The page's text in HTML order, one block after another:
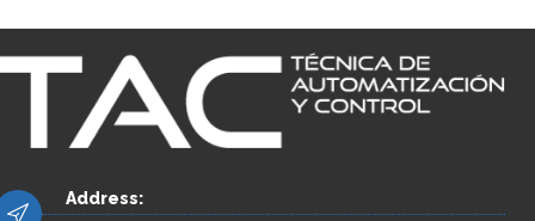
Address: